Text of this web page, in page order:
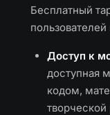
Бесплатный
Доступ к
доступная
кодом,
творческой